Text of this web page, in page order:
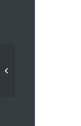
Chronik: 17.